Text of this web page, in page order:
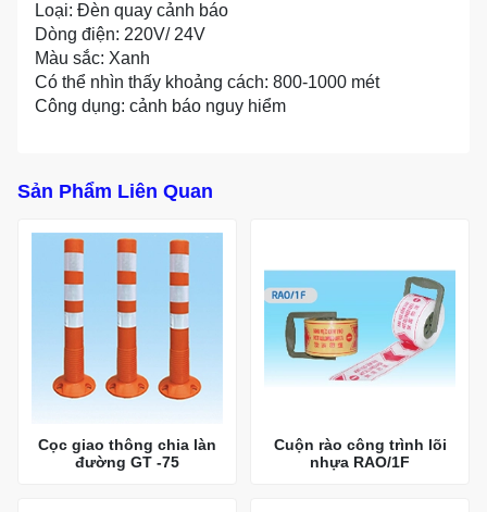
Loại: Đèn quay cảnh báo
Dòng điện: 220V/ 24V
Màu sắc: Xanh
Có thể nhìn thấy khoảng cách: 800-1000 mét
Công dụng: cảnh báo nguy hiểm
Sản Phẩm Liên Quan
Cọc giao thông chia làn
đường GT -75
Cuộn rào công trình lõi
nhựa RAO/1F